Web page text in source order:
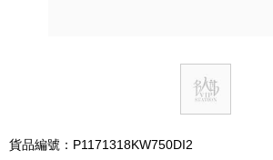
貨品編號：P1171318KW750DI2